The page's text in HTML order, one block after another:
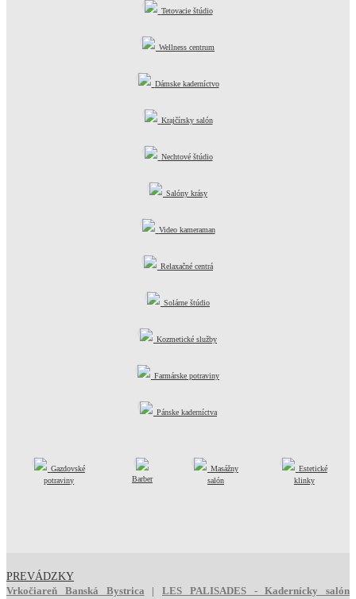
Tetovacie štúdio
Wellness centrum
Dámske kaderníctvo
Krajčírsky salón
Nechtové štúdio
Salóny krásy
Video kameraman
Relaxačné centrá
Solárne štúdio
Kozmetické služby
Farmárske potraviny
Pánske kaderníctva
Gazdovské
potraviny
Barber
Masážny
salón
Estetické
klinky
PREVÁDZKY
Vrkočiareň Banská Bystrica | LES PALISADES - Kadernícky salón